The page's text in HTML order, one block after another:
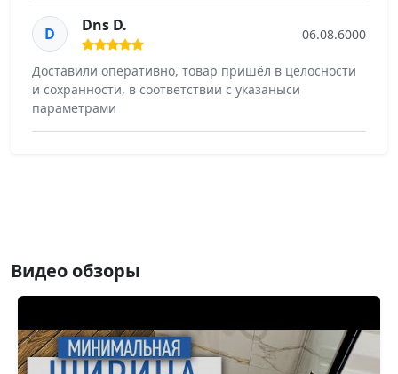
D Dns D. 06.08.6000
Доставили оперативно, товар пришёл в целосности
и сохранности, в соответствии с указаныси
параметрами
Видео обзоры